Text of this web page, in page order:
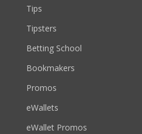
Tips
Tipsters
Betting School
Bookmakers
Promos
eWallets
eWallet Promos